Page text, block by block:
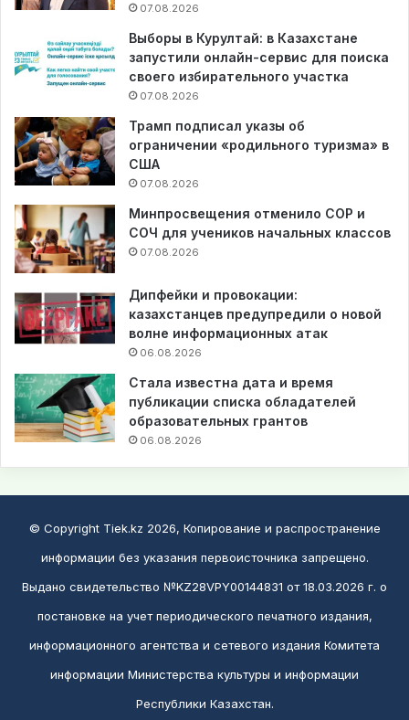
07.08.2026
Выборы в Курултай: в Казахстане
запустили онлайн-сервис для поиска
своего избирательного участка
07.08.2026
Трамп подписал указы об
ограничении «родильного туризма» в
США
07.08.2026
Минпросвещения отменило СОР и
СОЧ для учеников начальных классов
07.08.2026
Дипфейки и провокации:
казахстанцев предупредили о новой
волне информационных атак
06.08.2026
Стала известна дата и время
публикации списка обладателей
образовательных грантов
06.08.2026
© Copyright Tiek.kz 2026, Копирование и распространение
информации без указания первоисточника запрещено.
Выдано свидетельство №KZ28VPY00144831 от 18.03.2026 г. о
постановке на учет периодического печатного издания,
информационного агентства и сетевого издания Комитета
информации Министерства культуры и информации
Республики Казахстан.